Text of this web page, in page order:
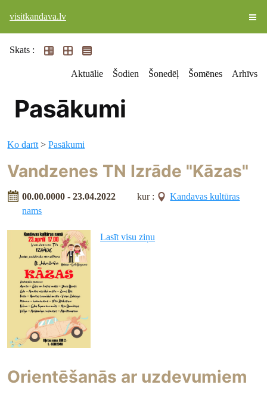
visitkandava.lv
Skats :
Aktuālie Šodien Šonedēļ Šomēnes Arhīvs
Pasākumi
Ko darīt >Pasākumi
Vandzenes TN Izrāde "Kāzas"
00.00.0000 - 23.04.2022 kur :
Kandavas kultūras
nams
Lasīt visu ziņu
Orientēšanās ar uzdevumiem